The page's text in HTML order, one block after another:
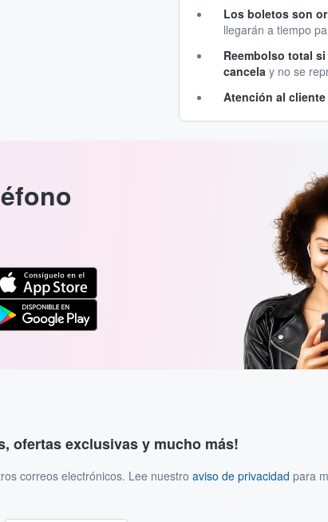
Los boletos son
llegarán a tiempo
Reembolso total
cancela y no se
Atención al cliente
ofertas exclusivas y mucho más!
correos electrónicos. Lee nuestro aviso de privacidad para